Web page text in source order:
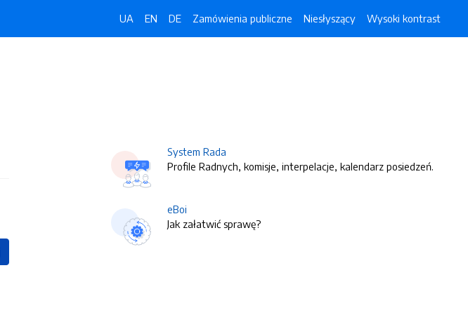
UA EN DE Zamówienia publiczne Niesłyszący Wysoki kontrast
System Rada
Profile Radnych, komisje, interpelacje, kalendarz posiedzeń.
eBoi
Jak załatwić sprawę?